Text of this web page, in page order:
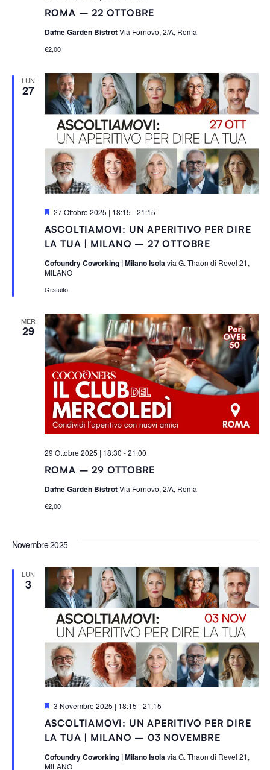
ROMA – 22 OTTOBRE
Dafne Garden BistrotVia Fornovo, 2/A, Roma
€2,00
LUN
27
ASCOLTIAMOVI: UN APERITIVO PER DIRE
LA TUA | MILANO – 27 OTTOBRE
S
g
n
a
l
a
t
i
27 Ottobre 2025 | 18:15 -21:15
Cofoundry Coworking | Milano Isolavia G. Thaon di Revel 21,
MILANO
Gratuito
MER
29
ROMA – 29 OTTOBRE
29 Ottobre 2025 | 18:30 -21:00
Dafne Garden BistrotVia Fornovo, 2/A, Roma
€2,00
Novembre 2025
LUN
3
ASCOLTIAMOVI: UN APERITIVO PER DIRE
LA TUA | MILANO – 03 NOVEMBRE
S
g
n
a
l
a
3 Novembre 2025 | 18:15 -21:15
Cofoundry Coworking | Milano Isolavia G. Thaon di Revel 21,
MILANO